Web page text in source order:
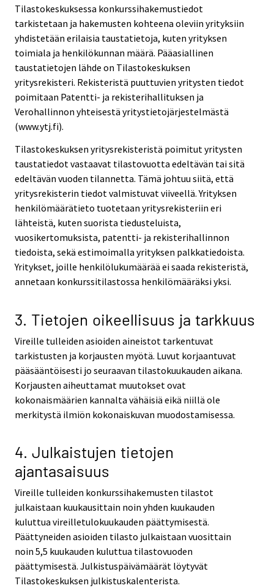
Tilastokeskuksessa konkurssihakemustiedot
tarkistetaan ja hakemusten kohteena oleviin yrityksiin
yhdistetään erilaisia taustatietoja, kuten yrityksen
toimiala ja henkilökunnan määrä. Pääasiallinen
taustatietojen lähde on Tilastokeskuksen
yritysrekisteri. Rekisteristä puuttuvien yritysten tiedot
poimitaan Patentti- ja rekisterihallituksen ja
Verohallinnon yhteisestä yritystietojärjestelmästä
(www.ytj.fi).
Tilastokeskuksen yritysrekisteristä poimitut yritysten
taustatiedot vastaavat tilastovuotta edeltävän tai sitä
edeltävän vuoden tilannetta. Tämä johtuu siitä, että
yritysrekisterin tiedot valmistuvat viiveellä. Yrityksen
henkilömäärätieto tuotetaan yritysrekisteriin eri
lähteistä, kuten suorista tiedusteluista,
vuosikertomuksista, patentti- ja rekisterihallinnon
tiedoista, sekä estimoimalla yrityksen palkkatiedoista.
Yritykset, joille henkilölukumäärää ei saada rekisteristä,
annetaan konkurssitilastossa henkilömääräksi yksi.
3. Tietojen oikeellisuus ja tarkkuus
Vireille tulleiden asioiden aineistot tarkentuvat
tarkistusten ja korjausten myötä. Luvut korjaantuvat
pääsääntöisesti jo seuraavan tilastokuukauden aikana.
Korjausten aiheuttamat muutokset ovat
kokonaismäärien kannalta vähäisiä eikä niillä ole
merkitystä ilmiön kokonaiskuvan muodostamisessa.
4. Julkaistujen tietojen
ajantasaisuus
Vireille tulleiden konkurssihakemusten tilastot
julkaistaan kuukausittain noin yhden kuukauden
kuluttua vireilletulokuukauden päättymisestä.
Päättyneiden asioiden tilasto julkaistaan vuosittain
noin 5,5 kuukauden kuluttua tilastovuoden
päättymisestä. Julkistuspäivämäärät löytyvät
Tilastokeskuksen julkistuskalenterista.